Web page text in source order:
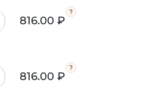
816.00 ₽
816.00 ₽